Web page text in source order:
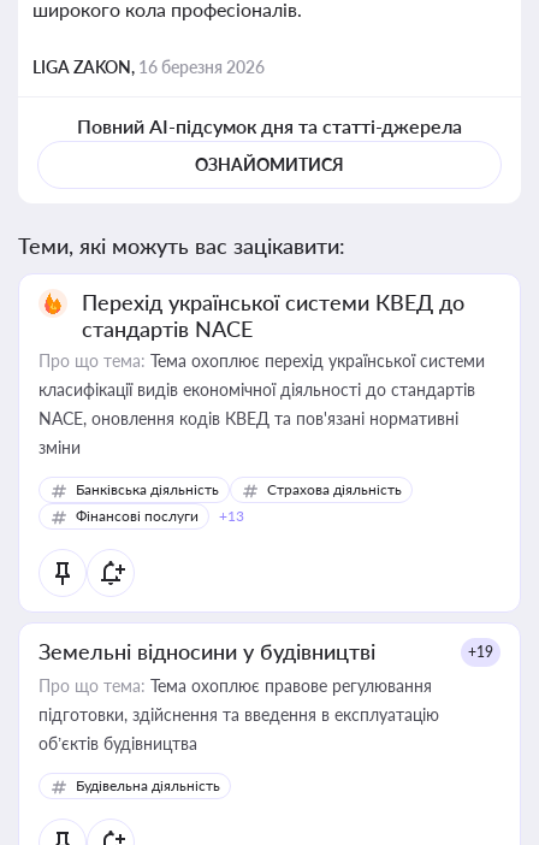
широкого кола професіоналів.
LIGA ZAKON, 16 березня 2026
Повний AI-підсумок дня та статті-джерела
ОЗНАЙОМИТИСЯ
Теми, які можуть вас зацікавити:
Перехід української системи КВЕД до
стандартів NACE
Про що тема: Тема охоплює перехід української системи
класифікації видів економічної діяльності до стандартів
NACE, оновлення кодів КВЕД та пов'язані нормативні
зміни
Банківська діяльність
Страхова діяльність
Фінансові послуги
+13
Земельні відносини у будівництві +19
Про що тема: Тема охоплює правове регулювання
підготовки, здійснення та введення в експлуатацію
об’єктів будівництва
Будівельна діяльність